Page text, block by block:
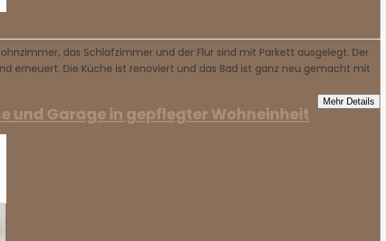
das Schlafzimmer und der Flur sind mit Parkett ausgelegt. Der
erneuert. Die Küche ist renoviert und das Bad ist ganz neu gemacht mit
Mehr Details
und Garage in gepflegter Wohneinheit